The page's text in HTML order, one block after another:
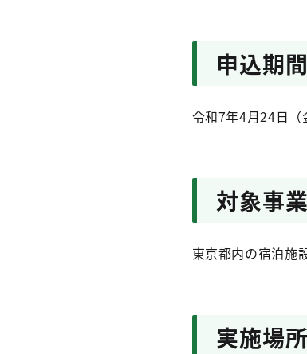
申込期間
令和7年4月24日
対象事
東京都内の宿泊施
実施場